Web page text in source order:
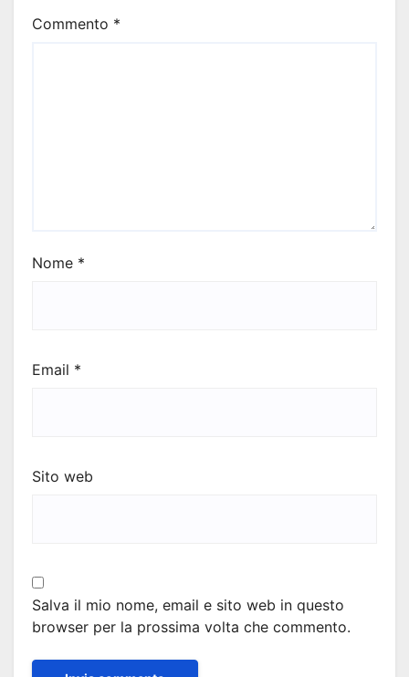
Commento *
Nome *
Email *
Sito web
Salva il mio nome, email e sito web in questo
browser per la prossima volta che commento.